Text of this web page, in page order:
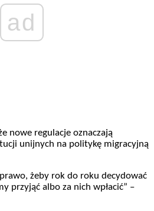
ad
nowe regulacje oznaczają
unijnych na politykę migracyjną
żeby rok do roku decydować
przyjąć albo za nich wpłacić” –